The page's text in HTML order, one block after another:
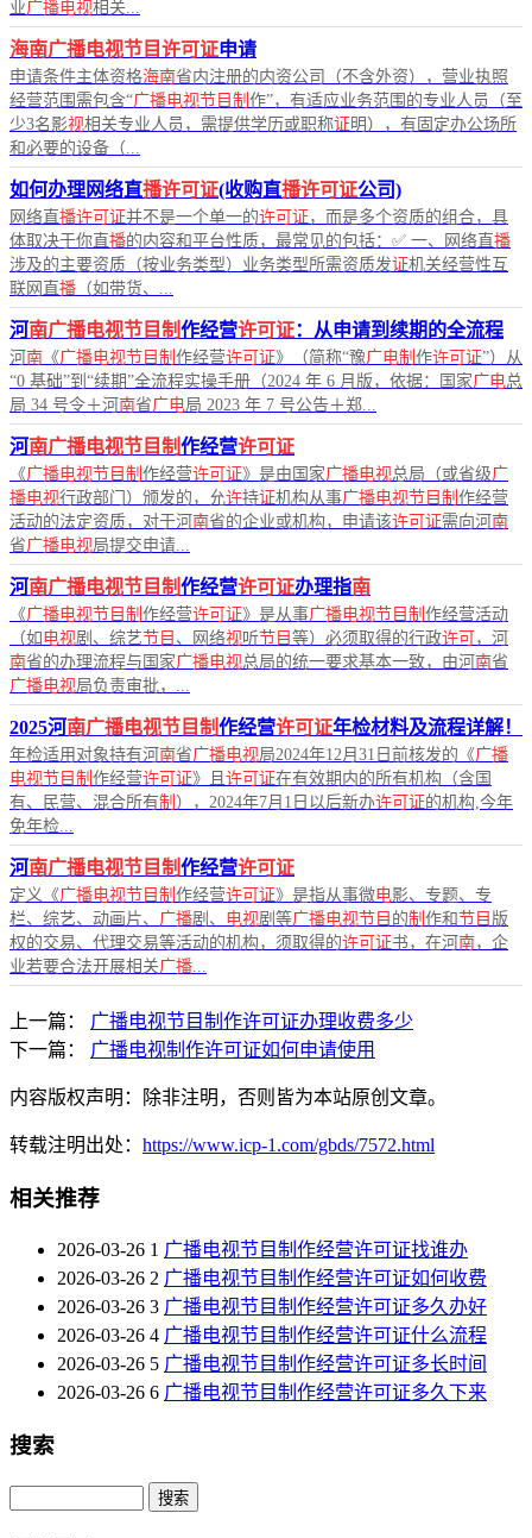
业广播电视相关...
海南广播电视节目许可证申请
申请条件主体资格海南省内注册的内资公司（不含外资），营业执照
经营范围需包含“广播电视节目制 作”，有适应业务范围的专业人员（至
少3名影视相关专业人员，需提供学历或职称证 明），有固定办公场所
和必要的设备（...
如何办理网络直播许可证(收购直播许可证公司)
网络直播许可证并不是一个单一的许可证 ，而是多个资质的组合，具
体取决于你直播的内容和平台性质，最常见的包括：✅ 一、网络直播
涉及的主要资质（按业务类型）业务类型所需资质发证机关经营性互
联网直播 （如带货、...
河南广播电视节目制作经营许可证：从申请到续期的全流程
河 南 《广播电视节目制 作经营许可证》（简称“豫广电制 作许可证”）从
“0 基础”到“续期”全流程实操手册（2024 年 6 月版，依据：国家广电总
局 34 号令＋河 南省广电局 2023 年 7 号公告＋郑...
河南广播电视节目制作经营许可证
《广播电视节目制 作经营许可证》是由国家广播电视总局（或省级广
播电视行政部门）颁发的，允许持证机构从事广播电视节目制 作经营
活动的法定资质，对于河 南省的企业或机构，申请该许可证需向河 南
省广播电视局提交申请...
河南广播电视节目制作经营许可证办理指南
《广播电视节目制 作经营许可证》是从事广播电视节目制 作经营活动
（如 电视剧、综艺节目 、网络视 听节目 等）必须取得的行政许可 ，河
南省的办理流程与国家广播电视总局的统一要求基本一致，由河 南省
广播电视局负责审批，...
2025河南广播电视节目制作经营许可证年检材料及流程详解！
年检适用对象持有河 南省广播电视局2024年12月31日前核发的《广播
电视节目制 作经营许可证》且 许可证在有效期内的所有机构（含国
有、民营、混合所有制 ），2024年7月1日以后新办许可证的机构,今年
免年检...
河南广播电视节目制作经营许可证
定义《广播电视节目制 作经营许可证》是指从事微电影、专题、专
栏、综艺、动画片、 广播剧、 电视剧等广播电视节目 的制 作和节目 版
权的交易、代理交易等活动的机构，须取得的许可证书，在河 南，企
业若要合法开展相关广播
上一篇：
广播电视节目制作许可证办理收费多少
下一篇：
广播电视制作许可证如何申请使用
内容版权声明：除非注明，否则皆为本站原创文章。
转载注明出处： https://www.icp-1.com/gbds/7572.html
相关推荐
2026-03-26 1 广播电视节目制作经营许可证找谁办
2026-03-26 2 广播电视节目制作经营许可证如何收费
2026-03-26 3 广播电视节目制作经营许可证多久办好
2026-03-26 4 广播电视节目制作经营许可证什么流程
2026-03-26 5 广播电视节目制作经营许可证多长时间
2026-03-26 6 广播电视节目制作经营许可证多久下来
搜索
Search